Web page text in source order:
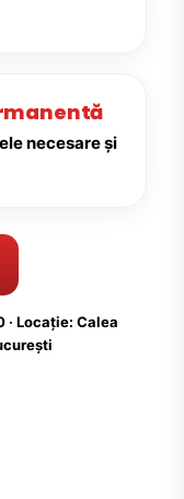
necesare și
Locație: Calea